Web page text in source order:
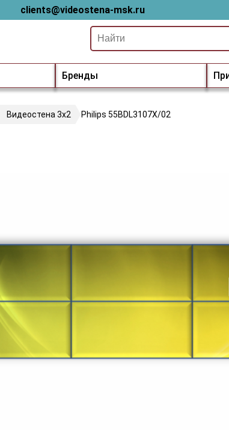
clients@videostena-msk.ru
Бренды
Видеостена 3х2 Philips 55BDL3107X/02